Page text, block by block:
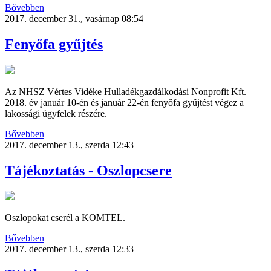
Bővebben
2017. december 31., vasárnap 08:54
Fenyőfa gyűjtés
Az NHSZ Vértes Vidéke Hulladékgazdálkodási Nonprofit Kft.
2018. év január 10-én és január 22-én fenyőfa gyűjtést végez a
lakossági ügyfelek részére.
Bővebben
2017. december 13., szerda 12:43
Tájékoztatás - Oszlopcsere
Oszlopokat cserél a KOMTEL.
Bővebben
2017. december 13., szerda 12:33